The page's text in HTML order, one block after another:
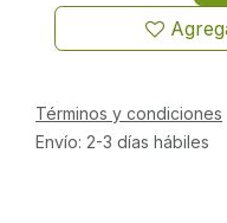
Términos y condiciones
Envío: 2-3 días hábiles